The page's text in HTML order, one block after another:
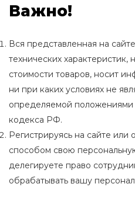
Важно!
Вся представленная на
технических характеристик,
стоимости товаров, носит
ни при каких условиях не
определяемой положениями
кодекса РФ.
Регистрируясь на сайте или
способом свою
делегируете право
обрабатывать вашу